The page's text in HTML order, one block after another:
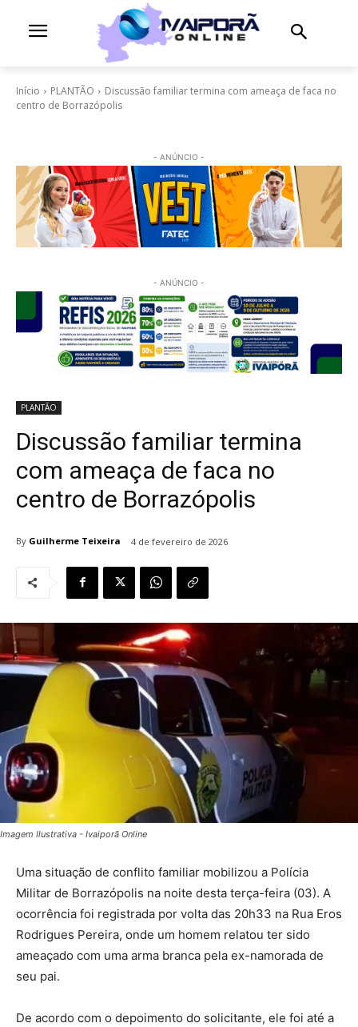
Início PLANTÃO
Discussão familiar termina com ameaça de faca no
centro de Borrazópolis
- ANÚNCIO -
- ANÚNCIO -
PLANTÃO
Discussão familiar termina
com ameaça de faca no
centro de Borrazópolis
By Guilherme Teixeira 4 de fevereiro de 2026
Imagem Ilustrativa - Ivaiporã Online
Uma situação de conflito familiar mobilizou a Polícia
Militar de Borrazópolis na noite desta terça-feira (03). A
ocorrência foi registrada por volta das 20h33 na Rua Eros
Rodrigues Pereira, onde um homem relatou ter sido
ameaçado com uma arma branca pela ex-namorada de
seu pai.
De acordo com o depoimento do solicitante, ele foi até a